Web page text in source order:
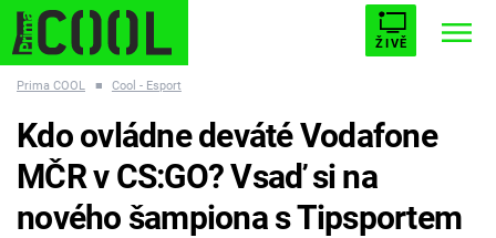
ŽIVĚ
ESCAPE PLNEJ KOTEL AVENGERS 5
Prima COOL ■ Cool - Esport
Kdo ovládne deváté Vodafone
MČR v CS:GO? Vsaď si na
nového šampiona s Tipsportem